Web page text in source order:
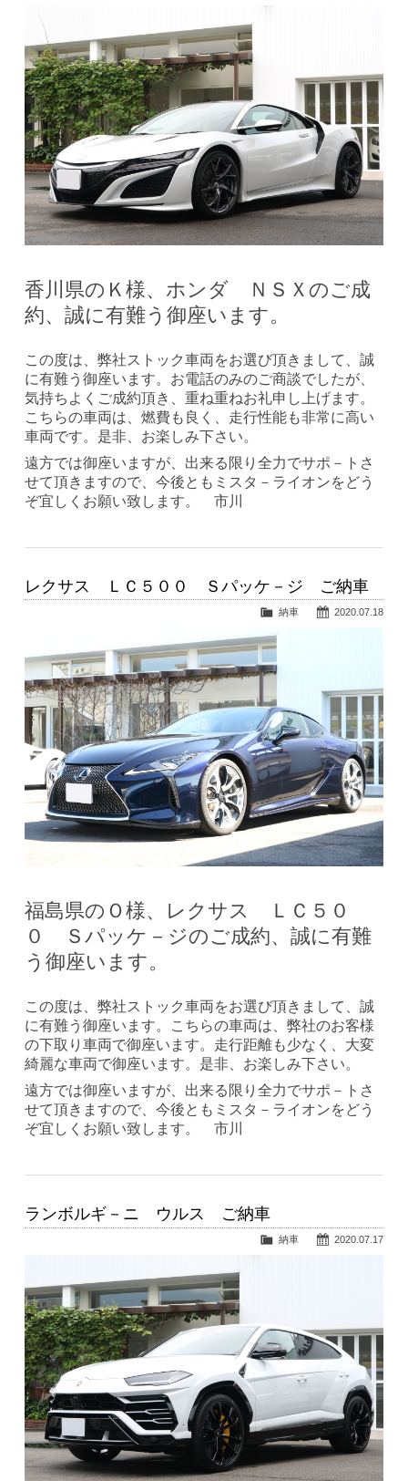
香川県のＫ様、ホンダ ＮＳＸのご成
約、誠に有難う御座います。
この度は、弊社ストック車両をお選び頂きまして、誠
に有難う御座います。お電話のみのご商談でしたが、
気持ちよくご成約頂き、重ね重ねお礼申し上げます。
こちらの車両は、燃費も良く、走行性能も非常に高い
車両です。是非、お楽しみ下さい。
遠方では御座いますが、出来る限り全力でサポ－トさ
せて頂きますので、今後ともミスタ－ライオンをどう
ぞ宜しくお願い致します。 市川
レクサス ＬＣ５００ Ｓパッケ－ジ ご納車
2020.07.18
納車
福島県のＯ様、レクサス ＬＣ５０
０ Ｓパッケ－ジのご成約、誠に有難
う御座います。
この度は、弊社ストック車両をお選び頂きまして、誠
に有難う御座います。こちらの車両は、弊社のお客様
の下取り車両で御座います。走行距離も少なく、大変
綺麗な車両で御座います。是非、お楽しみ下さい。
遠方では御座いますが、出来る限り全力でサポ－トさ
せて頂きますので、今後ともミスタ－ライオンをどう
ぞ宜しくお願い致します。 市川
ランボルギ－ニ ウルス ご納車
2020.07.17
納車